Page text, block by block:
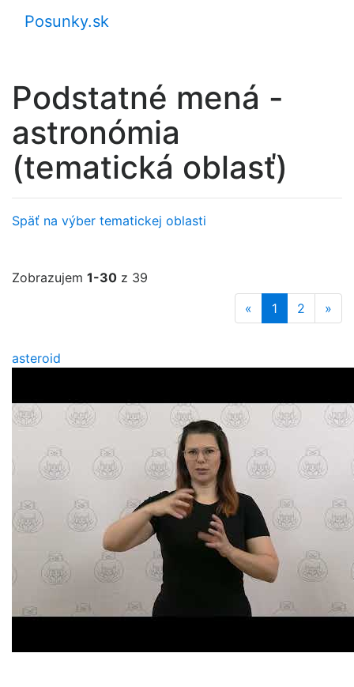
Posunky.sk
Podstatné mená -
astronómia
(tematická oblasť)
Späť na výber tematickej oblasti
Zobrazujem 1-30 z 39
«
1 2 »
asteroid